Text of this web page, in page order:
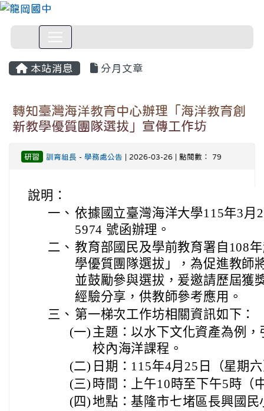
本站消息 分月文章
轉知臺灣海洋教育中心辦理「海洋教育創
新教學優質團隊選拔」宣傳工作坊
研習 訓育組長 - 學務處公告 | 2026-03-26 | 點閱數： 79
說明：
一、 依據國立臺灣海洋大學115年3月
5974 號函辦理。
二、 教育部國民及學前教育署自108
學優質團隊選拔」，為促進教師
並鼓勵參與選拔，爰邀請歷屆獲
經驗分享，供教師參考應用。
三、 第一梯次工作坊相關資訊如下：
(一) 主題：以水下文化資產為例
校內海洋課程。
(二) 日期：115年4月25日（星期
(三) 時間：上午10時至下午5時（
(四)地點：基隆市七堵區長興國